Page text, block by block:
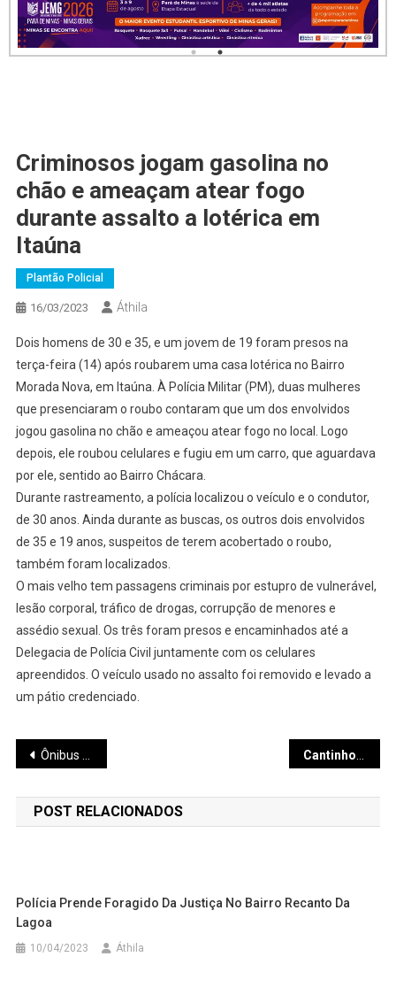
Criminosos jogam gasolina no
chão e ameaçam atear fogo
durante assalto a lotérica em
Itaúna
Plantão Policial
16/03/2023 Áthila
Dois homens de 30 e 35, e um jovem de 19 foram presos na
terça-feira (14) após roubarem uma casa lotérica no Bairro
Morada Nova, em Itaúna. À Polícia Militar (PM), duas mulheres
que presenciaram o roubo contaram que um dos envolvidos
jogou gasolina no chão e ameaçou atear fogo no local. Logo
depois, ele roubou celulares e fugiu em um carro, que aguardava
por ele, sentido ao Bairro Chácara.
Durante rastreamento, a polícia localizou o veículo e o condutor,
de 30 anos. Ainda durante as buscas, os outros dois envolvidos
de 35 e 19 anos, suspeitos de terem acobertado o roubo,
também foram localizados.
O mais velho tem passagens criminais por estupro de vulnerável,
lesão corporal, tráfico de drogas, corrupção de menores e
assédio sexual. Os três foram presos e encaminhados até a
Delegacia de Polícia Civil juntamente com os celulares
apreendidos. O veículo usado no assalto foi removido e levado a
um pátio credenciado.
Navegação
de
Post
Ônibus coletivo pega fogo e chamas se espalham para comércio e residência
POST RELACIONADOS
Polícia Prende Foragido Da Justiça No Bairro Recanto Da
Lagoa
10/04/2023 Áthila